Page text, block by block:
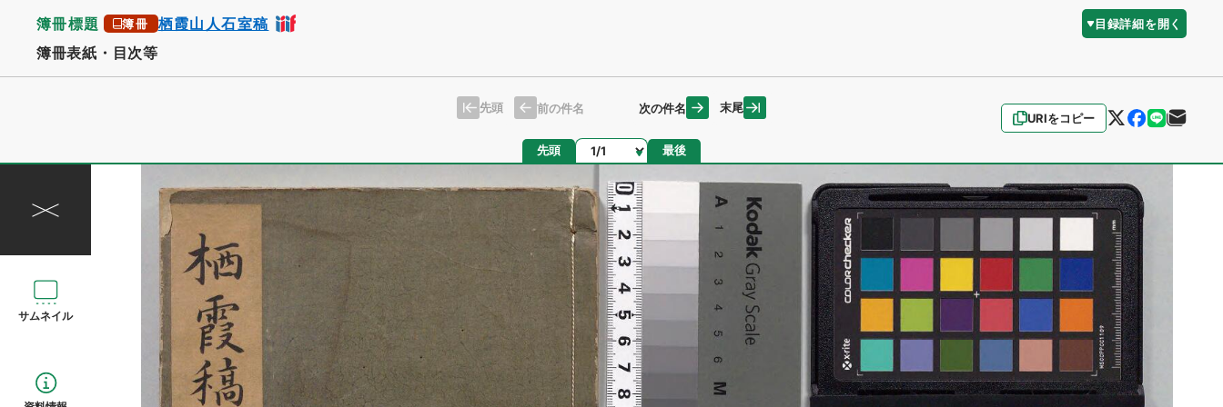
簿冊標題 簿冊 栖霞山人石室稿 目録詳細を開く
簿冊表紙・目次等
URIをコピー
先頭 前の件名 次の件名 末尾
先頭 ページ 最後
サムネイル